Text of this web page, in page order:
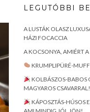
LEGUTÓBBI
A LUSTÁK OLASZ
HÁZI FOCACCIA
A KOCSONYA, AMIÉRT
KRUMPLIPÜRÉ-
KOLBÁSZOS-BABOS
MAGYAROS CSAVARRAL!
KÁPOSZTÁS-HÚSOS